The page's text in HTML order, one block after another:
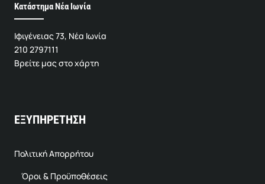
Κατάστημα Νέα Ιωνία
Ιφιγένειας 73, Νέα Ιωνία
210 2797111
Βρείτε μας στο χάρτη
ΕΞΥΠΗΡΕΤΗΣΗ
Πολιτική Απορρήτου
Όροι & Προϋποθέσεις